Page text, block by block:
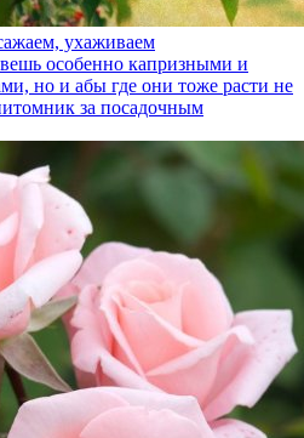
ухаживаем
особенно капризными и
но и абы где они тоже расти не
за посадочным